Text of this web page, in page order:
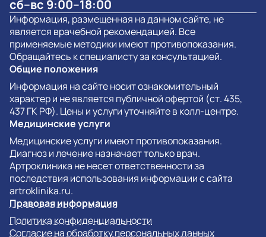
сб–вс 9:00–18:00
Информация, размещенная на данном сайте, не
является врачебной рекомендацией. Все
применяемые методики имеют противопоказания.
Обращайтесь к специалисту за консультацией.
Общие положения
Информация на сайте носит ознакомительный
характер и не является публичной офертой (ст. 435,
437 ГК РФ). Цены и услуги уточняйте в колл-центре.
Медицинские услуги
Медицинские услуги имеют противопоказания.
Диагноз и лечение назначает только врач.
Артроклиника не несет ответственности за
последствия использования информации с сайта
artroklinika.ru.
Правовая информация
Политика конфиденциальности
Согласие на обработку персональных данных